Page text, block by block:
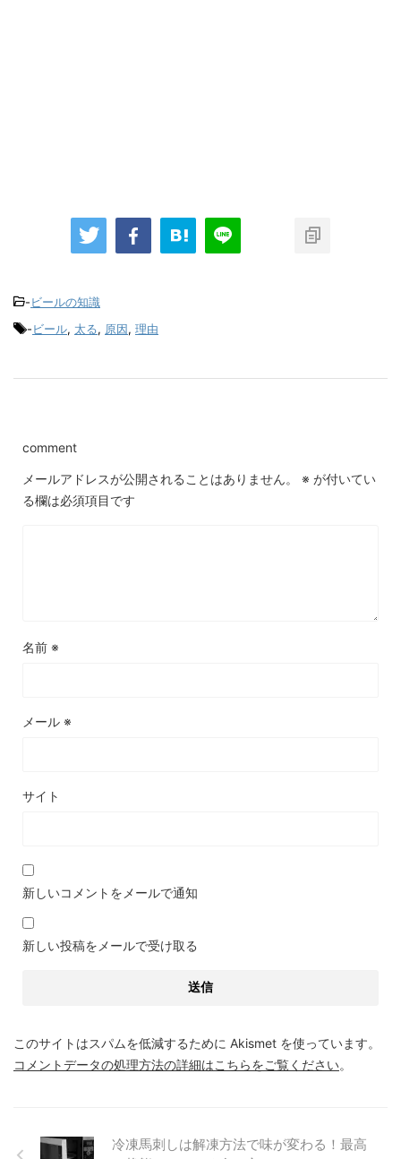
-ビールの知識
-ビール, 太る, 原因, 理由
comment
メールアドレスが公開されることはありません。 ※ が付いてい
る欄は必須項目です
名前 ※
メール ※
サイト
新しいコメントをメールで通知
新しい投稿をメールで受け取る
このサイトはスパムを低減するために Akismet を使っています。
コメントデータの処理方法の詳細はこちらをご覧ください。
冷凍馬刺しは解凍方法で味が変わる！最高